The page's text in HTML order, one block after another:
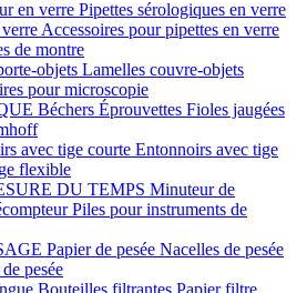
en verre Pipettes sérologiques en verre
Accessoires pour pipettes en verre
de montre
objets Lamelles couvre-objets
pour microscopie
Béchers Éprouvettes Fioles jaugées
avec tige courte Entonnoirs avec tige
flexible
DU TEMPS Minuteur de
Piles pour instruments de
Papier de pesée Nacelles de pesée
pesée